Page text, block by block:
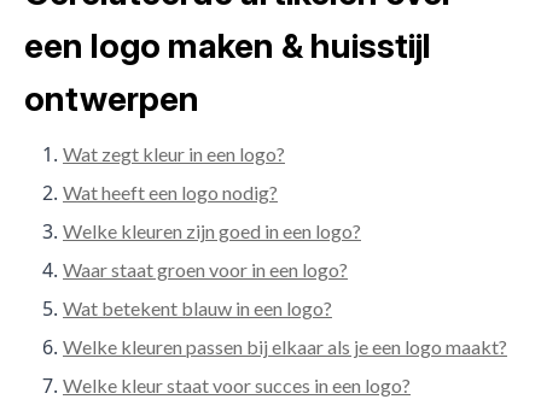
een logo maken & huisstijl
ontwerpen
Wat zegt kleur in een logo?
Wat heeft een logo nodig?
Welke kleuren zijn goed in een logo?
Waar staat groen voor in een logo?
Wat betekent blauw in een logo?
Welke kleuren passen bij elkaar als je een logo maakt?
Welke kleur staat voor succes in een logo?